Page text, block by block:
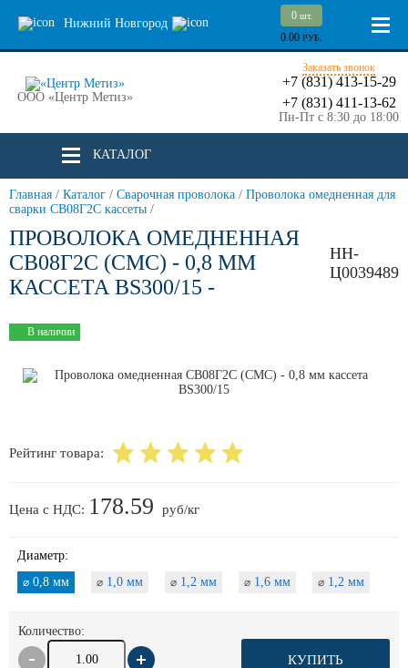
Нижний Новгород
0 шт.
0.00 РУБ.
ООО «Центр Метиз»
Заказать звонок
+7 (831) 413-15-29
+7 (831) 411-13-62
Пн-Пт с 8:30 до 18:00
КАТАЛОГ
Главная / Каталог / Сварочная проволока / Проволока омедненная для
сварки СВ08Г2С кассеты /
ПРОВОЛОКА ОМЕДНЕННАЯ
СВ08Г2С (СМС) - 0,8 ММ
КАССЕТА BS300/15 -
НН-
Ц0039489
В наличии
Рейтинг товара:
Цена с НДС: 178.59 руб/кг
Диаметр:
⌀ 0,8 мм ⌀ 1,0 мм ⌀ 1,2 мм ⌀ 1,6 мм ⌀ 1,2 мм
Количество:
КУПИТЬ